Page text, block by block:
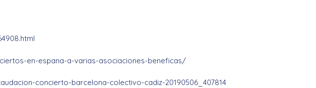
en-espana-a-varias-asociaciones-beneficas/
concierto-barcelona-colectivo-cadiz-20190506_407814